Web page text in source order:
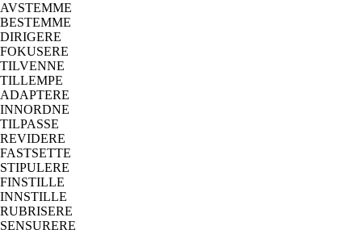
AVSTEMME
BESTEMME
DIRIGERE
FOKUSERE
TILVENNE
TILLEMPE
ADAPTERE
INNORDNE
TILPASSE
REVIDERE
FASTSETTE
STIPULERE
FINSTILLE
INNSTILLE
RUBRISERE
SENSURERE